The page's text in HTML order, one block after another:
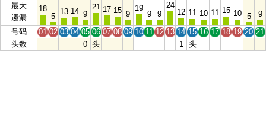
最大
遗漏
18
5
13 14 9
21 17 15 9
19
9 9
24
12 11 10 11 15 10 5
9
号码
01 02 03 04 05 06 07 08 09 10 11 12 13 14 15 16 17 18 19 20 21
头数
0 头 1 头